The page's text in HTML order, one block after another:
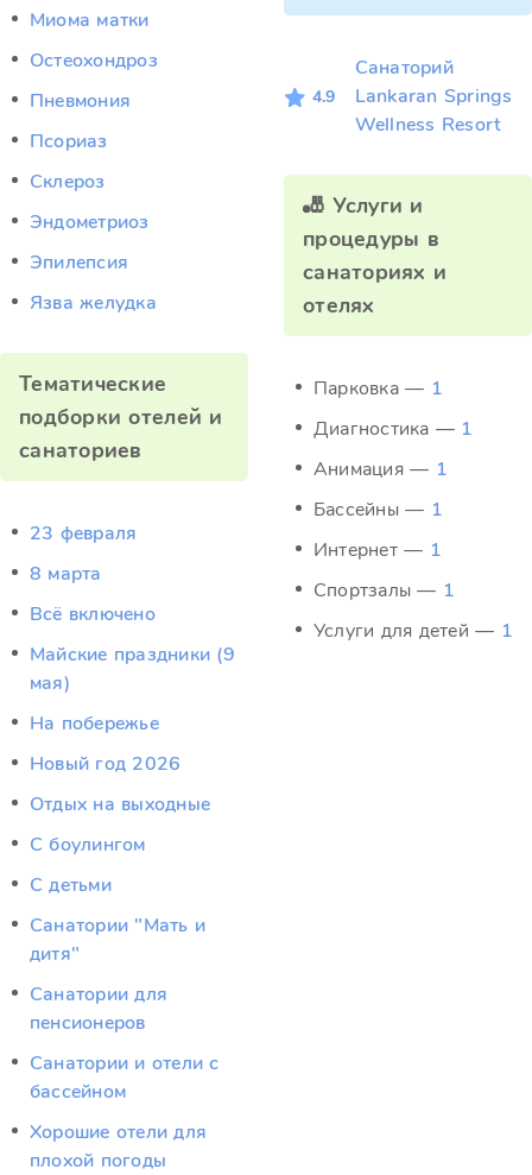
Миома матки
Остеохондроз
Пневмония
Псориаз
Склероз
Эндометриоз
Эпилепсия
Язва желудка
Тематические
подборки отелей и
санаториев
23 февраля
8 марта
Всё включено
Майские праздники (9
мая)
На побережье
Новый год 2026
Отдых на выходные
С боулингом
С детьми
Санатории "Мать и
дитя"
Санатории для
пенсионеров
Санатории и отели с
бассейном
Хорошие отели для
плохой погоды
4.9
Санаторий
Lankaran Springs
Wellness Resort
🎳 Услуги и
процедуры в
санаториях и
отелях
Парковка — 1
Диагностика — 1
Анимация — 1
Бассейны — 1
Интернет — 1
Спортзалы — 1
Услуги для детей — 1